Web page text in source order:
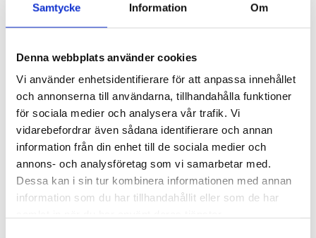
Samtycke Information Om
Denna webbplats använder cookies
Vi använder enhetsidentifierare för att anpassa innehållet
och annonserna till användarna, tillhandahålla funktioner
för sociala medier och analysera vår trafik. Vi
vidarebefordrar även sådana identifierare och annan
information från din enhet till de sociala medier och
annons- och analysföretag som vi samarbetar med.
Dessa kan i sin tur kombinera informationen med annan
information som du har tillhandahållit eller som de har
Om konserten
Bo Lindes sällan spelade, men fina, violinkonsert
framförs av SONs violinist Paul Waltman och får
Program